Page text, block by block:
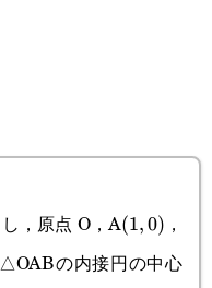
，原点 O，A(1,0)
(1,0) ，
の内接円の中心